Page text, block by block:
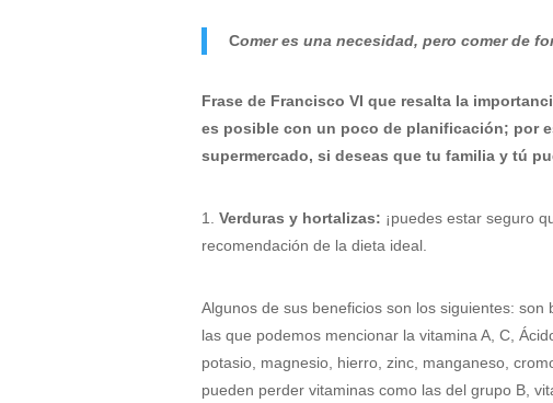
Comer es una necesidad, pero comer de
Frase de Francisco VI que resalta la
es posible con un poco de planificación; por
supermercado, si deseas que tu familia y tú
1. Verduras y hortalizas: ¡puedes estar seguro
recomendación de la dieta ideal.
Algunos de sus beneficios son los siguientes:
las que podemos mencionar la vitamina A, C,
potasio, magnesio, hierro, zinc, manganeso,
pueden perder vitaminas como las del grupo B,